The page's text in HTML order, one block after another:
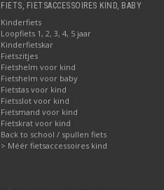
FIETS, FIETSACCESSOIRES KIND, BABY
Kinderfiets
Loopfiets 1, 2, 3, 4, 5 jaar
Kinderfietskar
Fietszitjes
Fietshelm voor kind
Fietshelm voor baby
Fietstas voor kind
Fietsslot voor kind
Fietsmand voor kind
Fietskrat voor kind
Back to school / spullen fiets
> Méér fietsaccessoires kind